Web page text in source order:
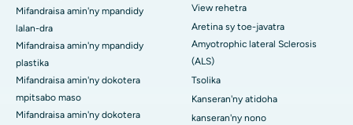
Mifandraisa amin'ny mpandidy
lalan-dra
Mifandraisa amin'ny mpandidy
plastika
Mifandraisa amin'ny dokotera
mpitsabo maso
Mifandraisa amin'ny dokotera
View rehetra
Aretina sy toe-javatra
Amyotrophic lateral Sclerosis
(ALS)
Tsolika
Kanseran'ny atidoha
kanseran'ny nono